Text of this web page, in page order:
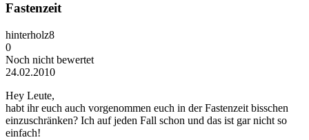
Fastenzeit
hinterholz8
0
Noch nicht bewertet
24.02.2010
Hey Leute,
habt ihr euch auch vorgenommen euch in der Fastenzeit bisschen
einzuschränken? Ich auf jeden Fall schon und das ist gar nicht so
einfach!